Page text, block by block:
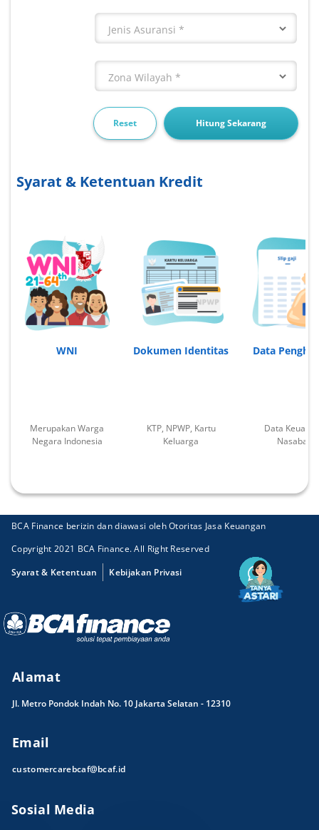
Jenis Asuransi
Zona Wilayah
Reset Hitung Sekarang
Syarat & Ketentuan Kredit
WNI
Merupakan Warga
Negara Indonesia
Dokumen Identitas
KTP, NPWP, Kartu
Keluarga
Data
Data
Nasabah
BCA Finance berizin dan diawasi oleh Otoritas Jasa Keuangan
Copyright 2021 BCA Finance. All Right Reserved
Syarat & Ketentuan
Kebijakan Privasi
Alamat
Jl. Metro Pondok Indah No. 10 Jakarta Selatan - 12310
Email
customercarebcaf@bcaf.id
Sosial Media